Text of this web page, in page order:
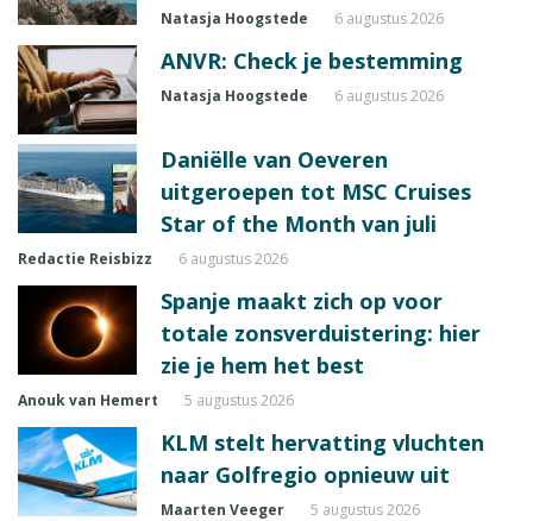
Natasja Hoogstede 6 augustus 2026
ANVR: Check je bestemming
Natasja Hoogstede 6 augustus 2026
Daniëlle van Oeveren
uitgeroepen tot MSC Cruises
Star of the Month van juli
Redactie Reisbizz 6 augustus 2026
Spanje maakt zich op voor
totale zonsverduistering: hier
zie je hem het best
Anouk van Hemert 5 augustus 2026
KLM stelt hervatting vluchten
naar Golfregio opnieuw uit
Maarten Veeger 5 augustus 2026